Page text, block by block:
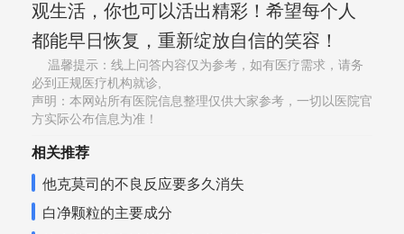
观生活，你也可以活出精彩！希望每个人
都能早日恢复，重新绽放自信的笑容！
温馨提示：线上问答内容仅为参考，如有医疗需求，请务
必到正规医疗机构就诊,
声明：本网站所有医院信息整理仅供大家参考，一切以医院官
方实际公布信息为准！
相关推荐
他克莫司的不良反应要多久消失
白净颗粒的主要成分